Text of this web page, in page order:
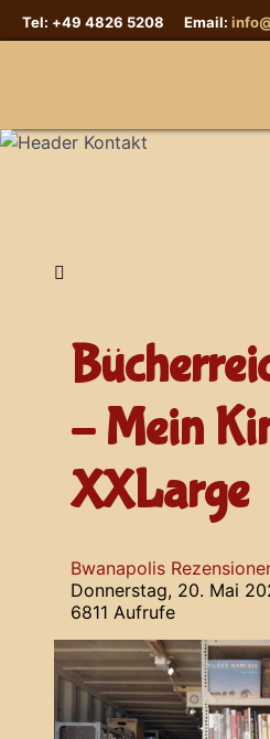
Tel: +49 4826 5208 Email:
Sprache auswählen
– Mein
XXLarge
Bwanapolis
Donnerstag, 20. Mai
6811 Aufrufe